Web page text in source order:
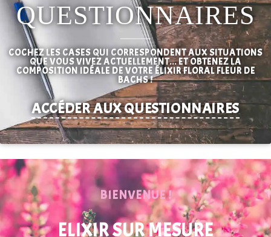
QUESTIONNAIRES
COCHEZ LES CASES QUI CORRESPONDENT AUX SITUATIONS
QUE VOUS VIVEZ ACTUELLEMENT... ET OBTENEZ LA
COMPOSITION IDÉALE DE VOTRE ÉLIXIR FLORAL FLEUR DE
BACHS !
ACCÉDER AUX QUESTIONNAIRES
BIENVENUE !
ELIXIR SUR MESURE